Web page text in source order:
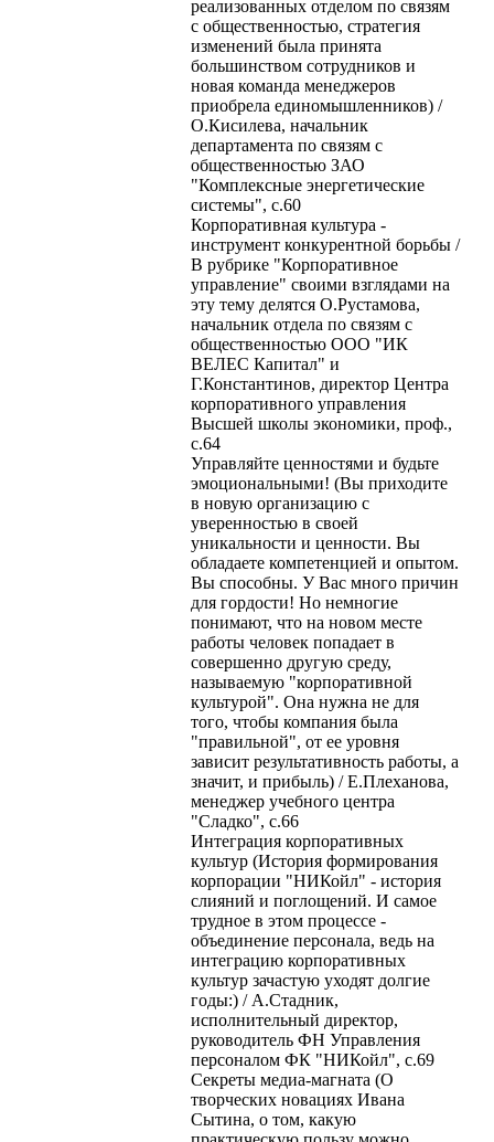
реализованных отделом по связям
с общественностью, стратегия
изменений была принята
большинством сотрудников и
новая команда менеджеров
приобрела единомышленников) /
О.Кисилева, начальник
департамента по связям с
общественностью ЗАО
"Комплексные энергетические
системы", с.60
Корпоративная культура -
инструмент конкурентной борьбы /
В рубрике "Корпоративное
управление" своими взглядами на
эту тему делятся О.Рустамова,
начальник отдела по связям с
общественностью ООО "ИК
ВЕЛЕС Капитал" и
Г.Константинов, директор Центра
корпоративного управления
Высшей школы экономики, проф.,
с.64
Управляйте ценностями и будьте
эмоциональными! (Вы приходите
в новую организацию с
уверенностью в своей
уникальности и ценности. Вы
обладаете компетенцией и опытом.
Вы способны. У Вас много причин
для гордости! Но немногие
понимают, что на новом месте
работы человек попадает в
совершенно другую среду,
называемую "корпоративной
культурой". Она нужна не для
того, чтобы компания была
"правильной", от ее уровня
зависит результативность работы, а
значит, и прибыль) / Е.Плеханова,
менеджер учебного центра
"Сладко", с.66
Интеграция корпоративных
культур (История формирования
корпорации "НИКойл" - история
слияний и поглощений. И самое
трудное в этом процессе -
объединение персонала, ведь на
интеграцию корпоративных
культур зачастую уходят долгие
годы:) / А.Стадник,
исполнительный директор,
руководитель ФН Управления
персоналом ФК "НИКойл", с.69
Секреты медиа-магната (О
творческих новациях Ивана
Сытина, о том, какую